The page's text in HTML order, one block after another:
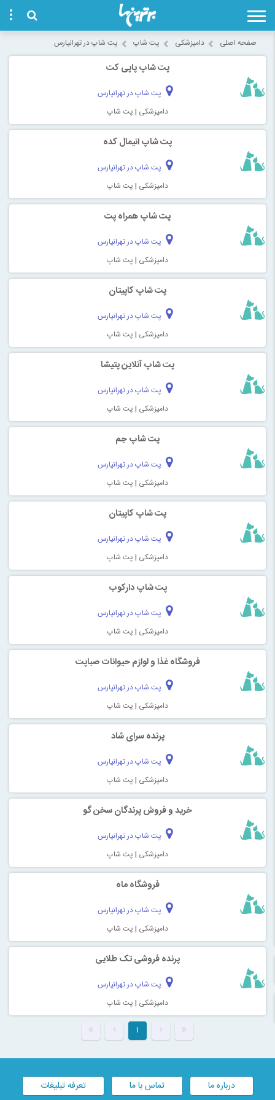
صفحه اصلی دامپزشکی پت شاپ پت شاپ در تهرانپارس
پت شاپ پاپی کت
پت شاپ در تهرانپارس
دامپزشکی | پت شاپ
پت شاپ انیمال کده
پت شاپ در تهرانپارس
دامپزشکی | پت شاپ
پت شاپ همراه پت
پت شاپ در تهرانپارس
دامپزشکی | پت شاپ
پت شاپ کاپیتان
پت شاپ در تهرانپارس
دامپزشکی | پت شاپ
پت شاپ آنلاین پتیشا
پت شاپ در تهرانپارس
دامپزشکی | پت شاپ
پت شاپ جم
پت شاپ در تهرانپارس
دامپزشکی | پت شاپ
پت شاپ کاپیتان
پت شاپ در تهرانپارس
دامپزشکی | پت شاپ
پت شاپ دارکوب
پت شاپ در تهرانپارس
دامپزشکی | پت شاپ
فروشگاه غذا و لوازم حیوانات صباپت
پت شاپ در تهرانپارس
دامپزشکی | پت شاپ
پرنده سرای شاد
پت شاپ در تهرانپارس
دامپزشکی | پت شاپ
خرید و فروش پرندگان سخن گو
پت شاپ در تهرانپارس
دامپزشکی | پت شاپ
فروشگاه ماه
پت شاپ در تهرانپارس
دامپزشکی | پت شاپ
پرنده فروشی تک طلایی
پت شاپ در تهرانپارس
دامپزشکی | پت شاپ
۱
درباره ما تماس با ما تعرفه تبلیغات